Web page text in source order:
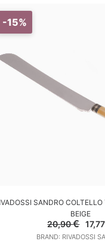
-15%
AGGIUNGI AL
SANDRO
BEIGE
20,90€ Il
17,77
BRAND: RIVADOSSI